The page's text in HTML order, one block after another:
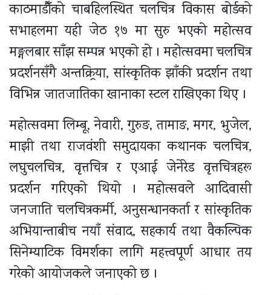
काठमाडौँको चाबहिलस्थित चलचित्र विकास बोर्डको
सभाहलमा यही जेठ १७ मा सुरु भएको महोत्सव
मङ्गलबार साँझ सम्पन्न भएको हो । महोत्सवमा चलचित्र
प्रदर्शनसँगै अन्तक्र्रिया, सांस्कृतिक झाँकी प्रदर्शन तथा
विभिन्न जातजातिका खानाका स्टल राखिएका थिए ।
महोत्सवमा लिम्बू, नेवारी, गुरुङ, तामाङ, मगर, भुजेल,
माझी तथा राजवंशी समुदायका कथानक चलचित्र,
लघुचलचित्र, वृत्तचित्र र एआई जेनेरेड वृत्तचित्रहरू
प्रदर्शन गरिएको थियो । महोत्सवले आदिवासी
जनजाति चलचित्रकर्मी, अनुसन्धानकर्ता र सांस्कृतिक
अभियान्ताबीच नयाँ संवाद, सहकार्य तथा वैकल्पिक
सिनेम्याटिक विमर्शका लागि महत्त्वपूर्ण आधार तय
गरेको आयोजकले जनाएको छ ।